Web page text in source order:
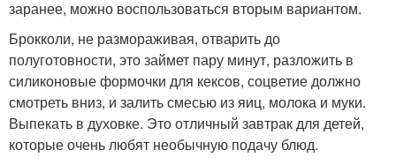
заранее, можно воспользоваться вторым вариантом.
Брокколи, не размораживая, отварить до
полуготовности, это займет пару минут, разложить в
силиконовые формочки для кексов, соцветие должно
смотреть вниз, и залить смесью из яиц, молока и муки.
Выпекать в духовке. Это отличный завтрак для детей,
которые очень любят необычную подачу блюд.